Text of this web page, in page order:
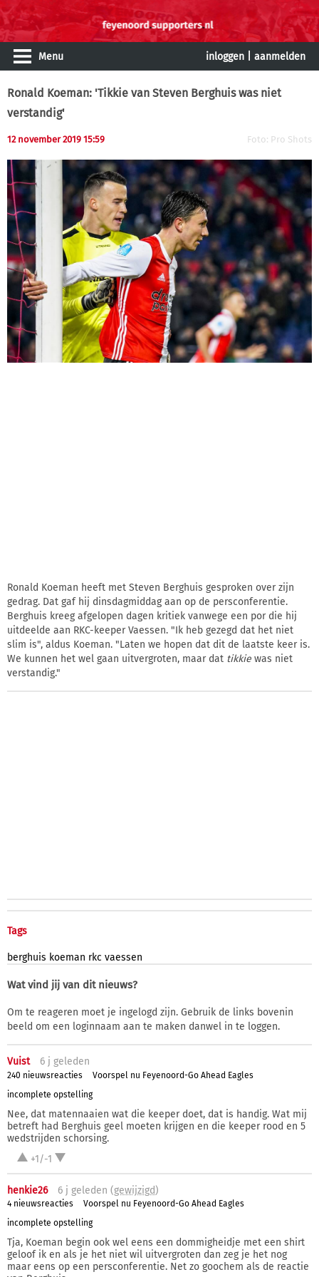
Menu inloggen aanmelden
Ronald Koeman: 'Tikkie van Steven Berghuis was niet
verstandig'
12 november 2019 15:59 Foto: Pro Shots
Ronald Koeman heeft met Steven Berghuis gesproken over zijn
gedrag. Dat gaf hij dinsdagmiddag aan op de persconferentie.
Berghuis kreeg afgelopen dagen kritiek vanwege een por die hij
uitdeelde aan RKC-keeper Vaessen. "Ik heb gezegd dat het niet
slim is", aldus Koeman. "Laten we hopen dat dit de laatste keer is.
We kunnen het wel gaan uitvergroten, maar dat tikkie was niet
verstandig."
Tags
berghuis koeman rkc vaessen
Wat vind jij van dit nieuws?
Om te reageren moet je ingelogd zijn. Gebruik de links bovenin
beeld om een loginnaam aan te maken danwel in te loggen.
Vuist 6 j geleden
240 nieuwsreacties
Voorspel nu Feyenoord-Go Ahead Eagles
incomplete opstelling
Nee, dat matennaaien wat die keeper doet, dat is handig. Wat mij
betreft had Berghuis geel moeten krijgen en die keeper rood en 5
wedstrijden schorsing.
+1/-1
henkie26 6 j geleden (gewijzigd)
4 nieuwsreacties
Voorspel nu Feyenoord-Go Ahead Eagles
incomplete opstelling
Tja, Koeman begin ook wel eens een dommigheidje met een shirt
geloof ik en als je het niet wil uitvergroten dan zeg je het nog
maar eens op een persconferentie. Net zo goochem als de reactie